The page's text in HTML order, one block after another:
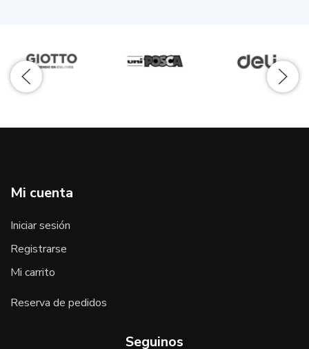
Mi cuenta
Iniciar sesión
Registrarse
Mi carrito
Reserva de pedidos
Seguinos